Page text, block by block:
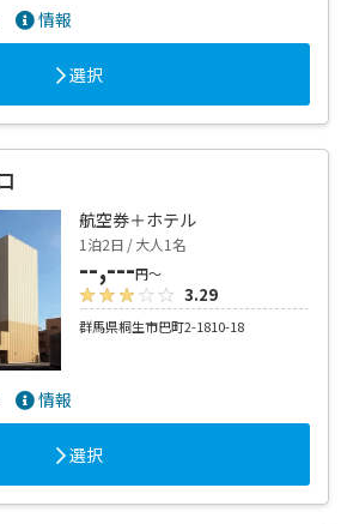
情報
選択
航空券＋ホテル
1泊2日 / 大人1名
--,---円～
3.29
群馬県桐生市巴町2-1810-18
情報
選択